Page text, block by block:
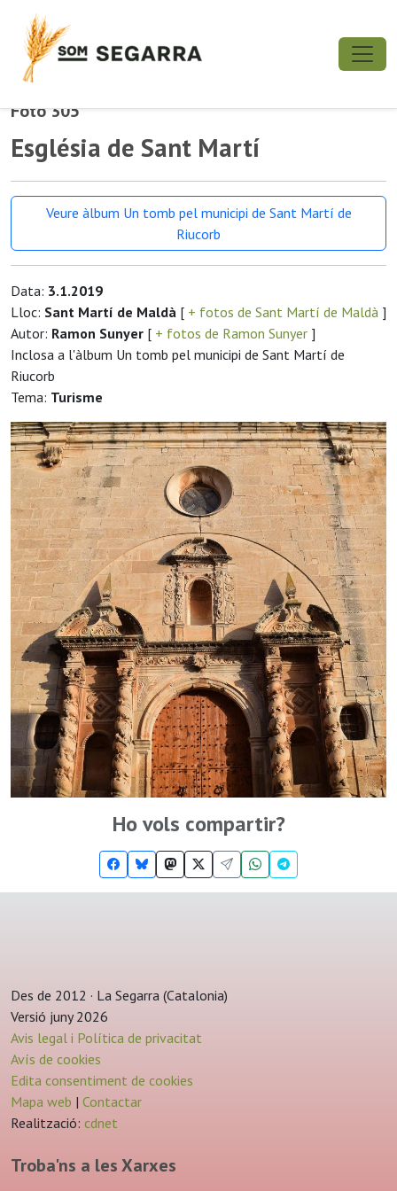
Foto 305
Església de Sant Martí
Veure àlbum Un tomb pel municipi de Sant Martí de
Riucorb
Data: 3.1.2019
Lloc: Sant Martí de Maldà [ + fotos de Sant Martí de Maldà ]
Autor: Ramon Sunyer [ + fotos de Ramon Sunyer ]
Inclosa a l'àlbum Un tomb pel municipi de Sant Martí de
Riucorb
Tema: Turisme
Ho vols compartir?
Des de 2012 · La Segarra (Catalonia)
Versió juny 2026
Avis legal i Política de privacitat
Avís de cookies
Edita consentiment de cookies
Mapa web | Contactar
Realització: cdnet
Troba'ns a les Xarxes